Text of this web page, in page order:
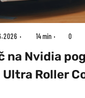
14 min 0
na Nvidia
Ultra Roller